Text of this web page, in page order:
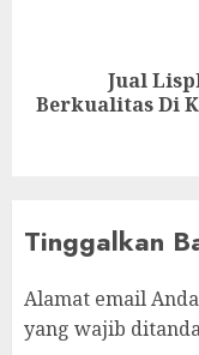
Jual
Berkualitas Di
Tinggalkan
Alamat email
yang wajib